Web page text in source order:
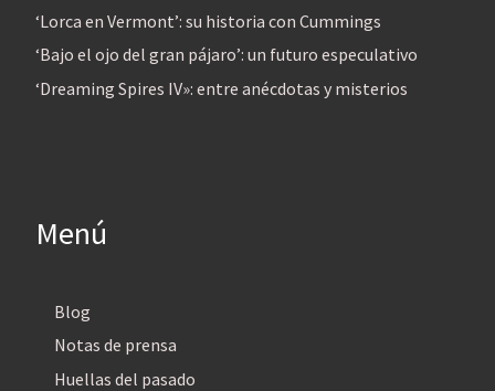
‘Lorca en Vermont’: su historia con Cummings
‘Bajo el ojo del gran pájaro’: un futuro especulativo
‘Dreaming Spires IV»: entre anécdotas y misterios
Menú
Blog
Notas de prensa
Huellas del pasado